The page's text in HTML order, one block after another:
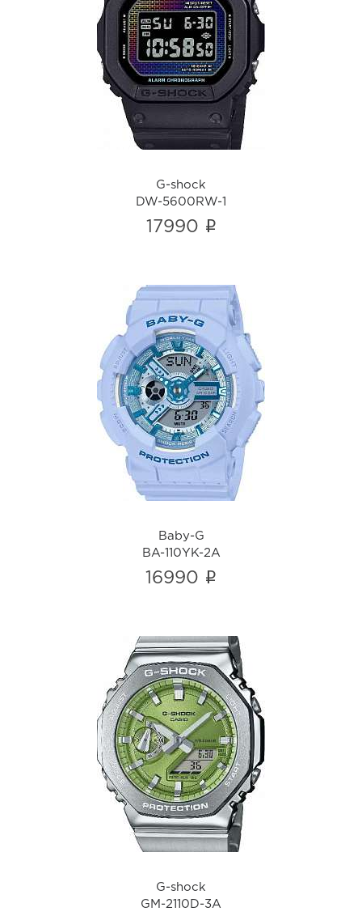
G-shock
DW-5600RW-1
i
G-shock
DW-5600RW-1
17990 i
Baby-G
BA-110YK-2A
i
Baby-G
BA-110YK-2A
16990 i
G-shock
GM-2110D-3A
i
G-shock
GM-2110D-3A